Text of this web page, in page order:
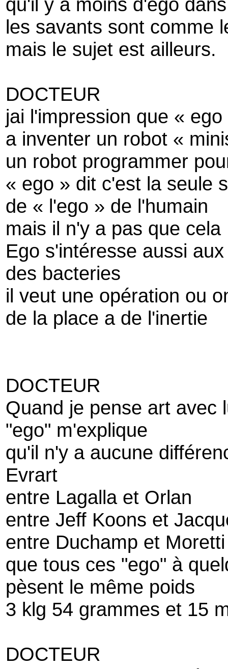
les savants sont comme
mais le sujet est ailleurs.
DOCTEUR
jai l'impression que «
a inventer un robot «
un robot programmer
« ego » dit c'est la seule
de « l'ego » de l'humain
mais il n'y a pas que cela
Ego s'intéresse aussi
des bacteries
il veut une opération ou
de la place a de l'inertie
DOCTEUR
Quand je pense art avec
"ego" m'explique
qu'il n'y a aucune
Evrart
entre Lagalla et Orlan
entre Jeff Koons et
entre Duchamp et Moretti
que tous ces "ego" à
pèsent le même poids
3 klg 54 grammes et 15
DOCTEUR